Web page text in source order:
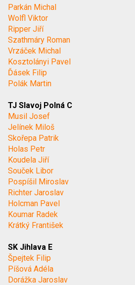
Parkán Michal
Wolfl Viktor
Ripper Jiří
Szathmáry Roman
Vrzáček Michal
Kosztolányi Pavel
Ďásek Filip
Polák Martin
TJ Slavoj Polná C
Musil Josef
Jelínek Miloš
Skořepa Patrik
Holas Petr
Koudela Jiří
Souček Libor
Pospíšil Miroslav
Richter Jaroslav
Holcman Pavel
Koumar Radek
Krátký František
SK Jihlava E
Špejtek Filip
Píšová Adéla
Dorážka Jaroslav